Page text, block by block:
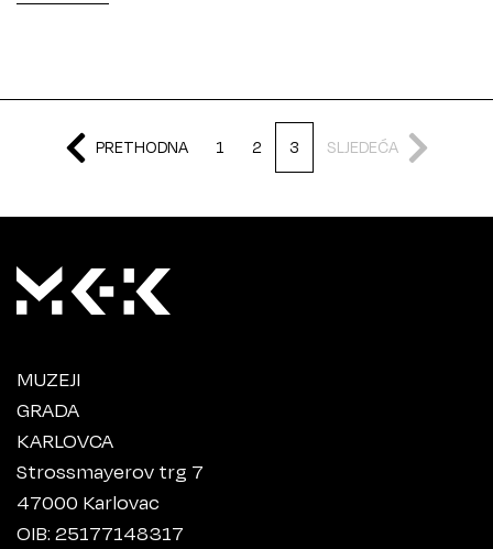
PRETHODNA 1 2 3 SLJEDEĆA
MUZEJI
GRADA
KARLOVCA
Strossmayerov trg 7
47000 Karlovac
OIB: 25177148317